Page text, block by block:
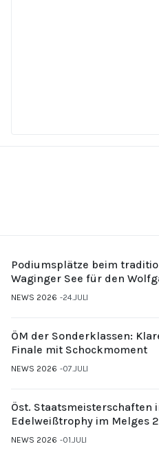
Podiumsplätze beim
Waginger See für den
NEWS 2026 24.JULI
ÖM der Sonderklassen:
Finale mit Schockmoment
NEWS 2026 07.JULI
Öst. Staatsmeisterschaften
Edelweißtrophy im Melges
NEWS 2026 01.JULI